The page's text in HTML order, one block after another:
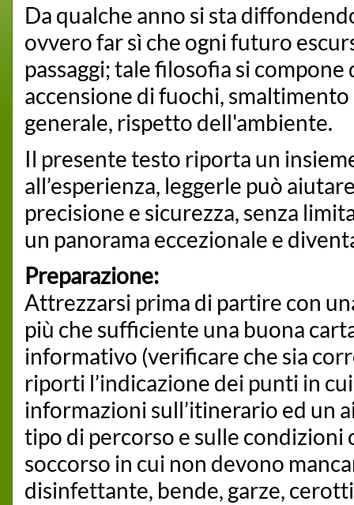
Da qualche anno si sta
ovvero far sì che ogni futuro
passaggi; tale filosofia si
accensione di fuochi,
generale, rispetto dell'ambiente.
Il presente testo riporta un
all’esperienza, leggerle può
precisione e sicurezza, senza
un panorama eccezionale e
Preparazione:
Attrezzarsi prima di partire con
più che sufficiente una buona
informativo (verificare che sia
riporti l’indicazione dei punti in
informazioni sull’itinerario ed un
tipo di percorso e sulle
soccorso in cui non devono
disinfettante, bende, garze,